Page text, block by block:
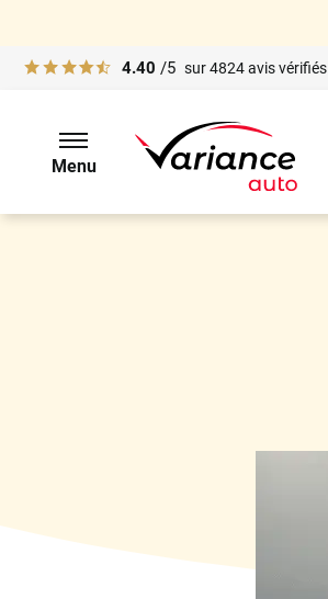
4.40 /5 sur4824avis vérifiés
Menu